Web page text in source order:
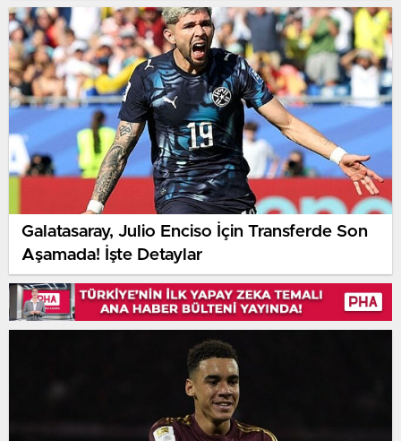
Galatasaray, Julio Enciso İçin Transferde Son
Aşamada! İşte Detaylar